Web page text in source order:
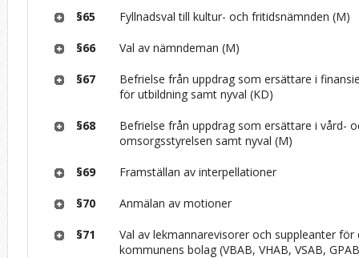
§65 Fyllnadsval till kultur- och fritidsnämnden (M)
§66 Val av nämndeman (M)
§67
Befrielse från uppdrag som ersättare i
för utbildning samt nyval (KD)
§68
Befrielse från uppdrag som ersättare i vård-
omsorgsstyrelsen samt nyval (M)
§69 Framställan av interpellationer
§70 Anmälan av motioner
§71
Val av lekmannarevisorer och suppleanter för
kommunens bolag (VBAB, VHAB, VSAB,